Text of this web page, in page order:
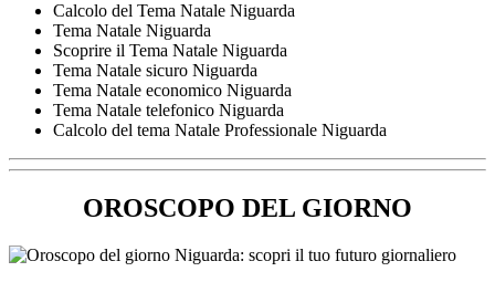
Calcolo del Tema Natale Niguarda
Tema Natale Niguarda
Scoprire il Tema Natale Niguarda
Tema Natale sicuro Niguarda
Tema Natale economico Niguarda
Tema Natale telefonico Niguarda
Calcolo del tema Natale Professionale Niguarda
OROSCOPO DEL GIORNO